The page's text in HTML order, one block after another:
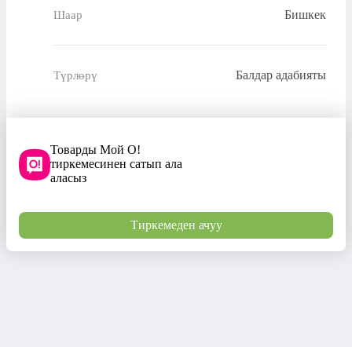
Шаар Бишкек
Түрлөрү Балдар адабияты
Товарды Мой О!
тиркемесинен сатып ала
аласыз
Тиркемеден ачуу